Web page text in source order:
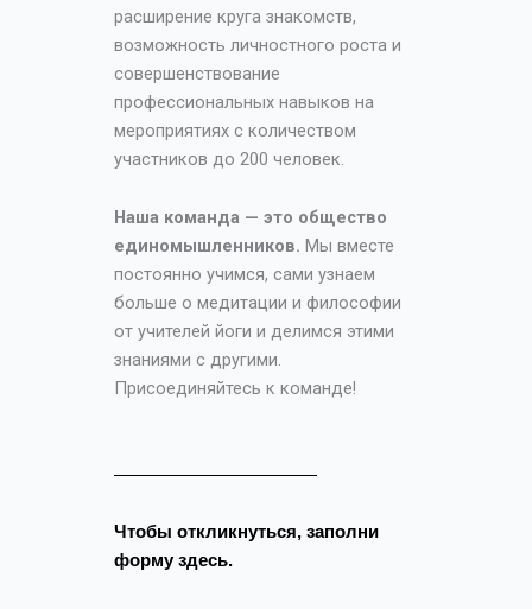
расширение круга знакомств,
возможность личностного роста и
совершенствование
профессиональных навыков на
мероприятиях с количеством
участников до 200 человек.
Наша команда — это общество
единомышленников. Мы вместе
постоянно учимся, сами узнаем
больше о медитации и философии
от учителей йоги и делимся этими
знаниями с другими.
Присоединяйтесь к команде!
Чтобы откликнуться, заполни
форму здесь.